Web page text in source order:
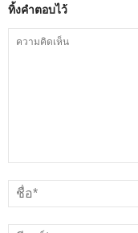
ทิ้งคำตอบไว้